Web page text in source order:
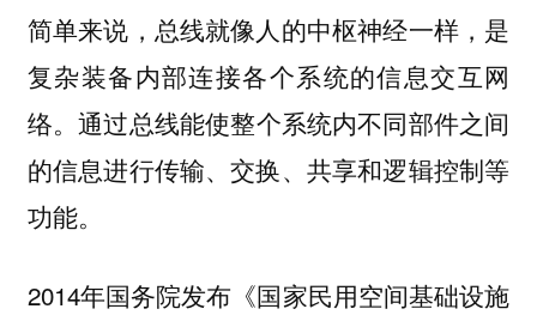
简单来说，总线就像人的中枢神经一样，是
复杂装备内部连接各个系统的信息交互网
络。通过总线能使整个系统内不同部件之间
的信息进行传输、交换、共享和逻辑控制等
功能。
2014年国务院发布《国家民用空间基础设施